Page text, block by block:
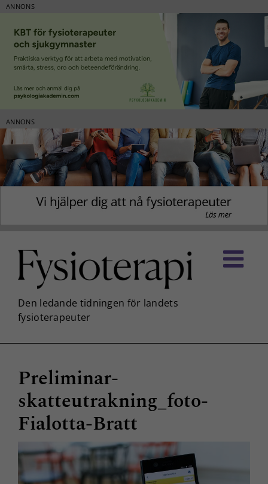
ANNONS
ANNONS
innehållet
Preliminar-
skatteutrakning_foto-
Fialotta-Bratt